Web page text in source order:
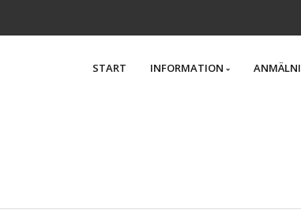
START INFORMATION